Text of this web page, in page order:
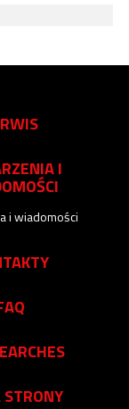
I
i wiadomości